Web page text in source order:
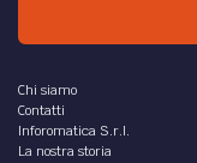
Chi siamo
Contatti
Inforomatica S.r.l.
La nostra storia